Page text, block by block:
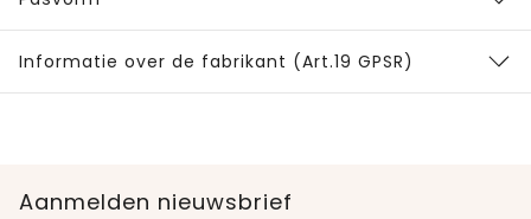
Informatie over de fabrikant (Art.19 GPSR)
Aanmelden nieuwsbrief